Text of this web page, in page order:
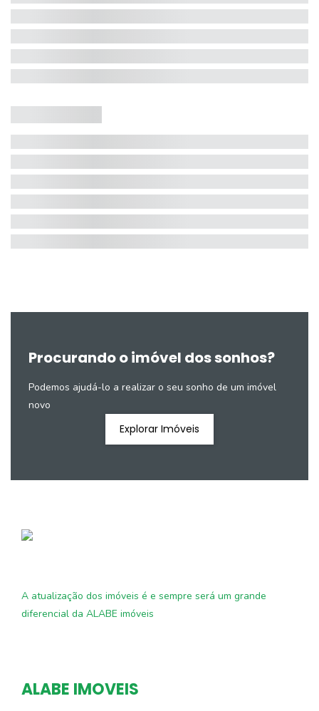
Procurando o imóvel dos sonhos?
Podemos ajudá-lo a realizar o seu sonho de um imóvel
novo
Explorar Imóveis
A atualização dos imóveis é e sempre será um grande
diferencial da ALABE imóveis
ALABE IMOVEIS